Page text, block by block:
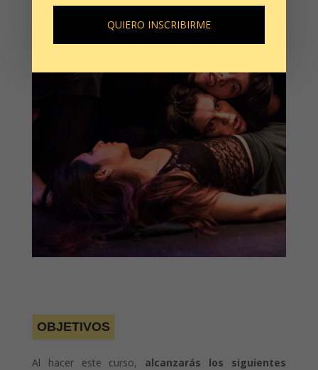
OBJETIVOS
Al hacer este curso, alcanzarás los siguientes
QUIERO INSCRIBIRME